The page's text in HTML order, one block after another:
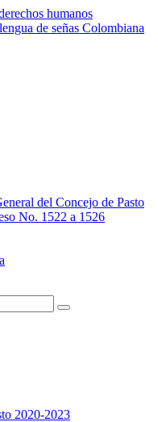
humanos
de señas Colombiana
del Concejo de Pasto
No. 1522 a 1526
2020-2023